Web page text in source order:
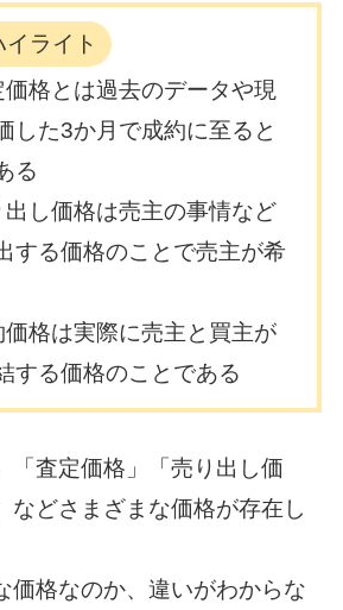
ライト
格とは過去のデータや現
した3か月で成約に至ると
る
し価格は売主の事情など
する価格のことで売主が希
格は実際に売主と買主が
する価格のことである
「査定価格」「売り出し価
などさまざまな価格が存在し
価格なのか、違いがわからな